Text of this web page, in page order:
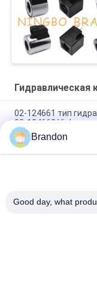
Гидравлическая
02-124661 тип
02-124662 Vickers
Тип
220VAC Vickers
Тип
Brandon
Good day, what